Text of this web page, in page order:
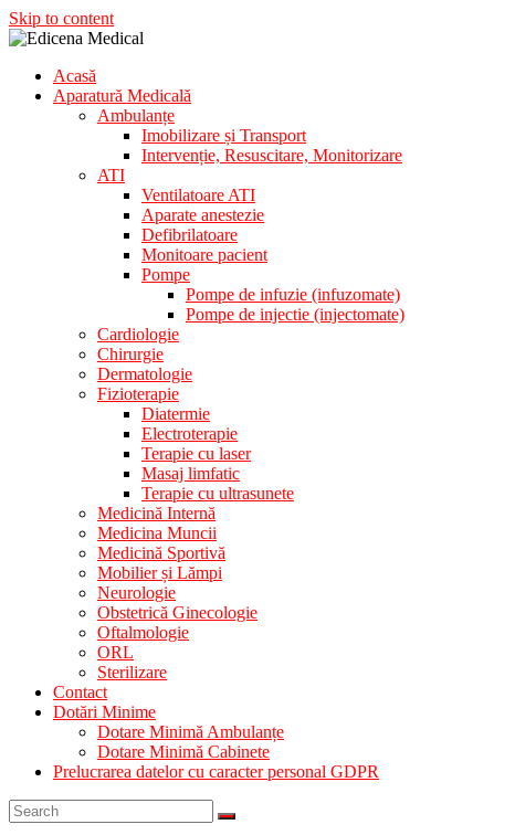
Skip to content
Edicena Medical
Aparatura Medicala
Acasă
Aparatură Medicală
Ambulanțe
Imobilizare și Transport
Intervenție, Resuscitare, Monitorizare
ATI
Ventilatoare ATI
Aparate anestezie
Defibrilatoare
Monitoare pacient
Pompe
Pompe de infuzie (infuzomate)
Pompe de injectie (injectomate)
Cardiologie
Chirurgie
Dermatologie
Fizioterapie
Diatermie
Electroterapie
Terapie cu laser
Masaj limfatic
Terapie cu ultrasunete
Medicină Internă
Medicina Muncii
Medicină Sportivă
Mobilier și Lămpi
Neurologie
Obstetrică Ginecologie
Oftalmologie
ORL
Sterilizare
Contact
Dotări Minime
Dotare Minimă Ambulanțe
Dotare Minimă Cabinete
Prelucrarea datelor cu caracter personal GDPR